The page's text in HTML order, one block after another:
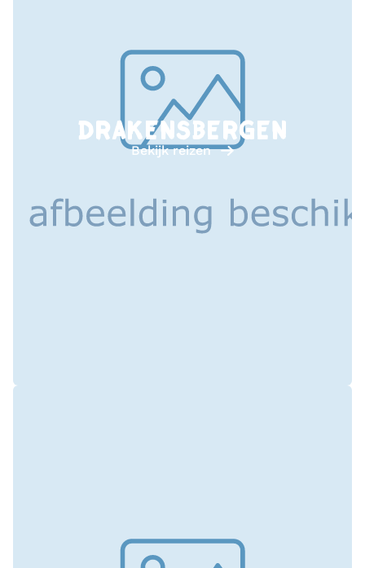
DRAKENSBERGEN
Bekijk reizen